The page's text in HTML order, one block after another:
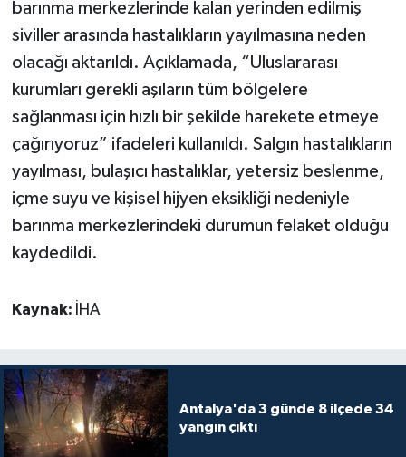
barınma merkezlerinde kalan yerinden edilmiş
siviller arasında hastalıkların yayılmasına neden
olacağı aktarıldı. Açıklamada, “Uluslararası
kurumları gerekli aşıların tüm bölgelere
sağlanması için hızlı bir şekilde harekete etmeye
çağırıyoruz” ifadeleri kullanıldı. Salgın hastalıkların
yayılması, bulaşıcı hastalıklar, yetersiz beslenme,
içme suyu ve kişisel hijyen eksikliği nedeniyle
barınma merkezlerindeki durumun felaket olduğu
kaydedildi.
Kaynak: İHA
Antalya'da 3 günde 8 ilçede 34
yangın çıktı